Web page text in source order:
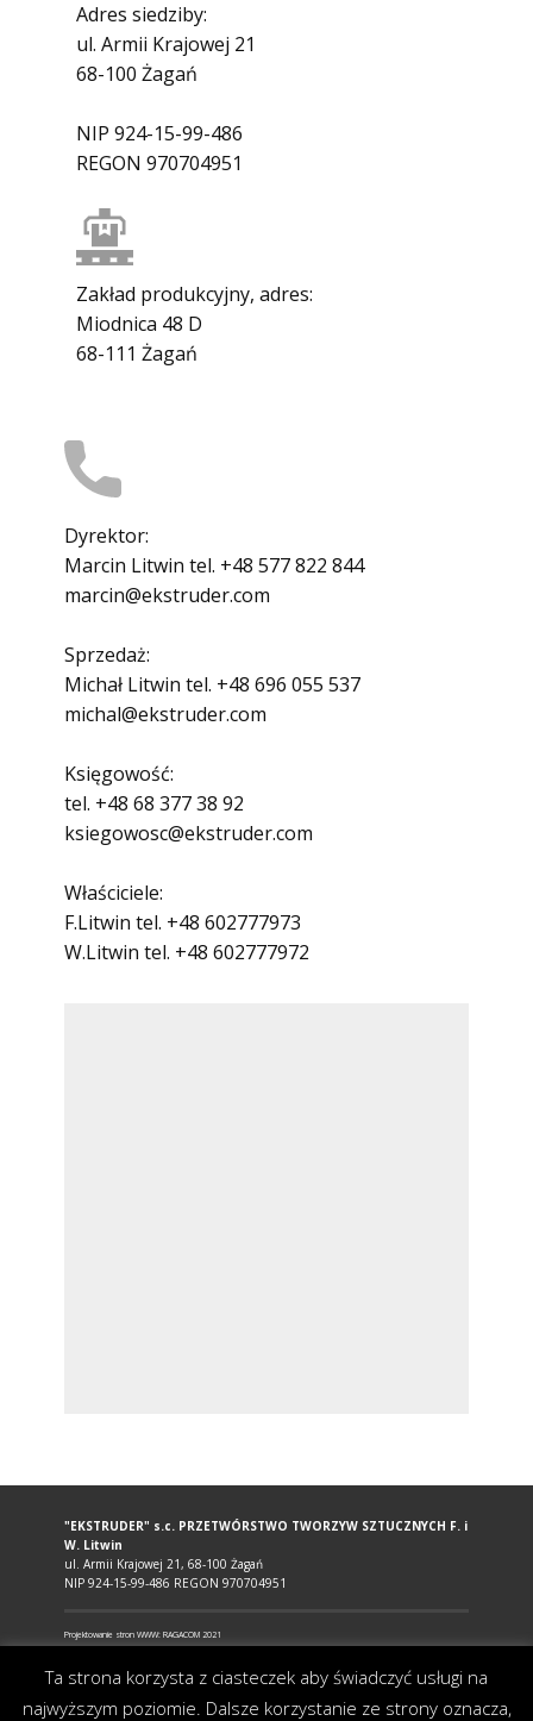
Adres siedziby:
ul. Armii Krajowej 21
68-100 Żagań
NIP 924-15-99-486
REGON 970704951
Zakład produkcyjny, adres:
Miodnica 48 D
68-111 Żagań
Dyrektor:
Marcin Litwin tel. +48 577 822 844
marcin@ekstruder.com
Sprzedaż:
Michał Litwin tel. +48 696 055 537
michal@ekstruder.com
Księgowość:
tel. +48 68 377 38 92
ksiegowosc@ekstruder.com
Właściciele:
F.Litwin tel. +48 602777973
W.Litwin tel. +48 602777972
"EKSTRUDER" s.c. PRZETWÓRSTWO TWORZYW SZTUCZNYCH F. i
W. Litwin
ul. Armii Krajowej 21, 68-100 Żagań
NIP 924-15-99-486 REGON 970704951
Projektowanie stron WWW: RAGACOM 2021
Ta strona korzysta z ciasteczek aby świadczyć usługi na
najwyższym poziomie. Dalsze korzystanie ze strony oznacza,